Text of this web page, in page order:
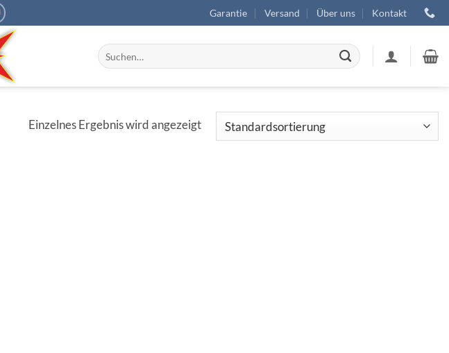
Garantie Versand Über uns Kontakt
Suchen
nach:
Einzelnes Ergebnis wird angezeigt